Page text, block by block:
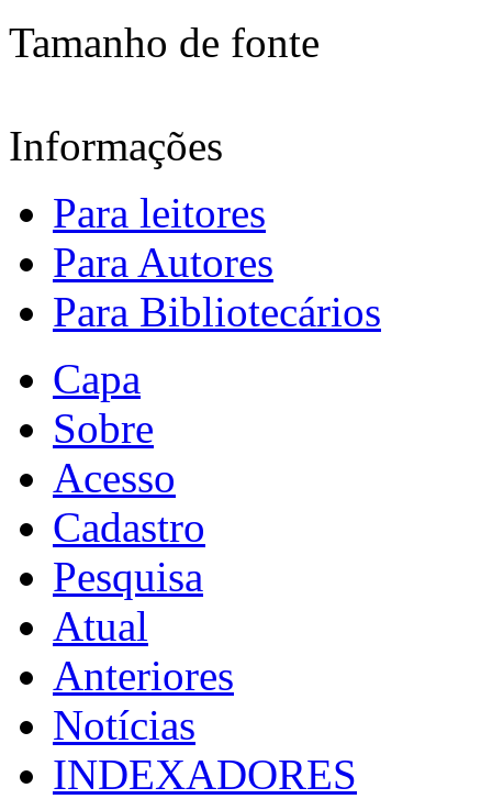
Tamanho de fonte
Informações
Para leitores
Para Autores
Para Bibliotecários
Capa
Sobre
Acesso
Cadastro
Pesquisa
Atual
Anteriores
Notícias
INDEXADORES